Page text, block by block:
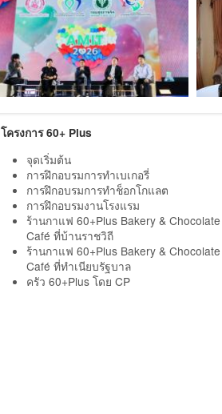
โครงการ 60+ Plus
จุดเริ่มต้น
การฝึกอบรมการทำเบเกอรี่
การฝึกอบรมการทำช็อกโกแลต
การฝึกอบรมงานโรงแรม
ร้านกาแฟ 60+Plus Bakery & Chocolate
Café ที่บ้านราชวิถี
ร้านกาแฟ 60+Plus Bakery & Chocolate
Café ที่ทำเนียบรัฐบาล
ครัว 60+Plus โดย CP